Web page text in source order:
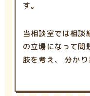
す。
当相談室では相談
の立場になって問
肢を考え、 分かり